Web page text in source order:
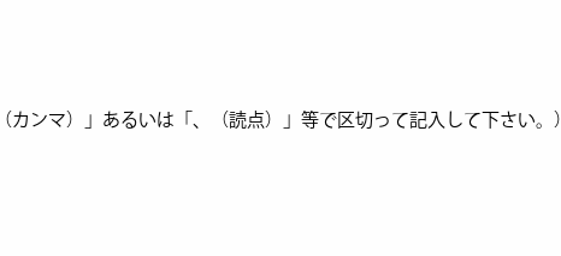
ンマ）」あるいは「、（読点）」等で区切って記入して下さい。）